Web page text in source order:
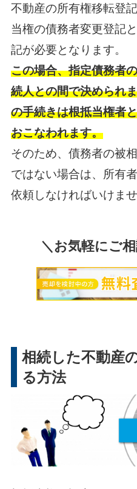
不動産の所有権移転登
当権の債務者変更登記
記が必要となります。
この場合、指定債務者
続人との間で決められ
の手続きは根抵当権者
おこなわれます。
そのため、債務者の被
ではない場合は、所有
依頼しなければいけませ
＼お気軽にご
相続した不動産
る方法